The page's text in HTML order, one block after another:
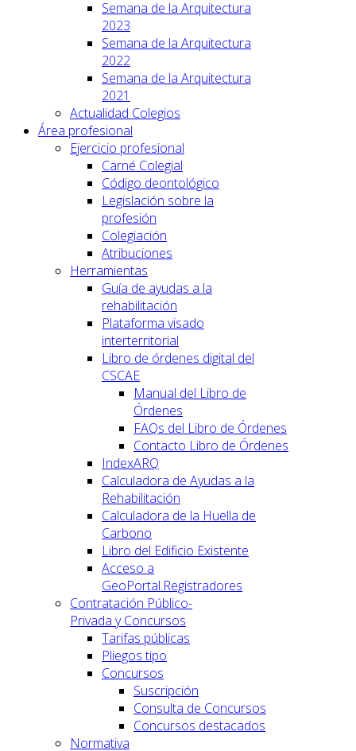
Semana de la Arquitectura
2023
Semana de la Arquitectura
2022
Semana de la Arquitectura
2021
Actualidad Colegios
Área profesional
Ejercicio profesional
Carné Colegial
Código deontológico
Legislación sobre la
profesión
Colegiación
Atribuciones
Herramientas
Guía de ayudas a la
rehabilitación
Plataforma visado
interterritorial
Libro de órdenes digital del
CSCAE
Manual del Libro de
Órdenes
FAQs del Libro de Órdenes
Contacto Libro de Órdenes
IndexARQ
Calculadora de Ayudas a la
Rehabilitación
Calculadora de la Huella de
Carbono
Libro del Edificio Existente
Acceso a
GeoPortal.Registradores
Contratación Público-
Privada y Concursos
Tarifas públicas
Pliegos tipo
Concursos
Suscripción
Consulta de Concursos
Concursos destacados
Normativa